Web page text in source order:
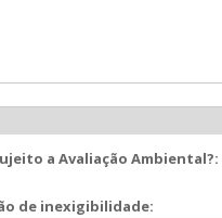
a Avaliação Ambiental?:
de inexigibilidade: